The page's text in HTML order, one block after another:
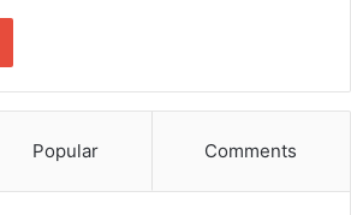
Popular Comments